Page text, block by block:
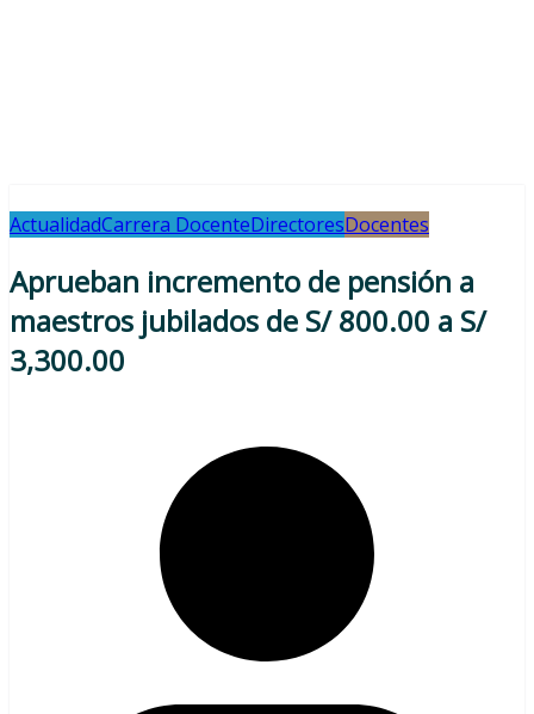
ActualidadCarrera DocenteDirectoresDocentes
Aprueban incremento de pensión a
maestros jubilados de S/ 800.00 a S/
3,300.00